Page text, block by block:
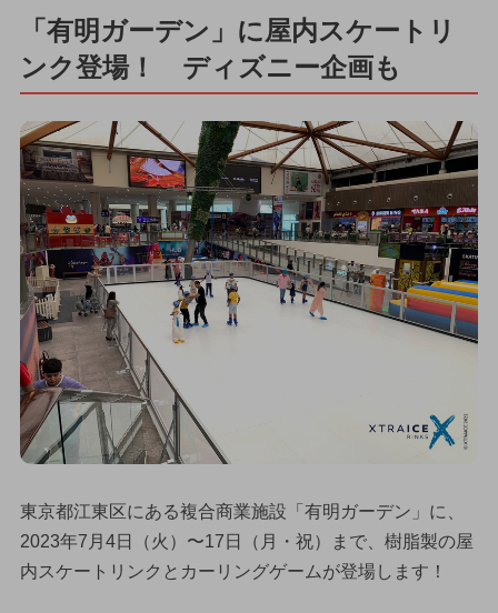
「有明ガーデン」に屋内スケートリ
ンク登場！ ディズニー企画も
東京都江東区にある複合商業施設「有明ガーデン」に、
2023年7月4日（火）〜17日（月・祝）まで、樹脂製の屋
内スケートリンクとカーリングゲームが登場します！